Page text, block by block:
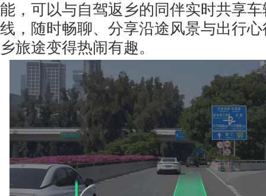
能，可以与自驾返乡的同伴实时共享
线，随时畅聊、分享沿途风景与出行
乡旅途变得热闹有趣。